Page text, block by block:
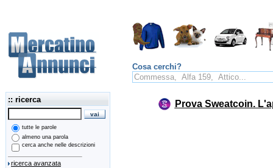
Cosa cerchi?
:: ricerca
tutte le parole
almeno una parola
cerca anche nelle descrizioni
ricerca avanzata
Prova Sweatcoin.